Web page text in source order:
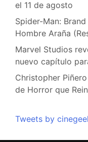
el 11 de agosto
Spider-Man:
Hombre Araña
Marvel Studios
nuevo capítulo
Christopher
de Horror que
Tweets by